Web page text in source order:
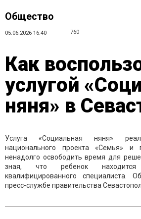
Общество
05.06.2026 16:40 760
Как
услугой
няня» в
Услуга «Социальная няня»
национального проекта «Семья» и
ненадолго освободить время для
зная, что ребенок
квалифицированного специалиста.
пресс-службе правительства